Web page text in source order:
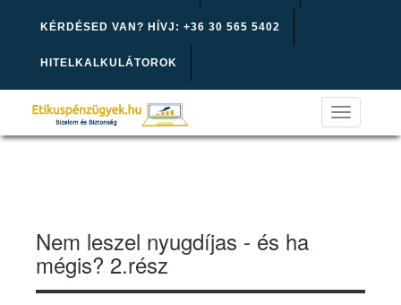
KÉRDÉSED VAN? HÍVJ: +36 30 565 5402
HITELKALKULÁTOROK
Toggle
navigation
Nem leszel nyugdíjas - és ha
mégis? 2.rész